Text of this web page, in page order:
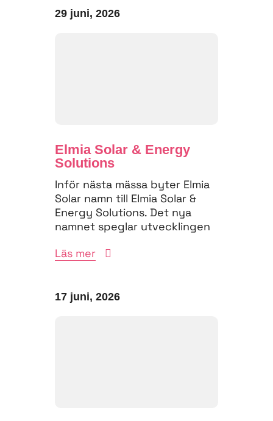
29 juni, 2026
Elmia Solar & Energy
Solutions
Inför nästa mässa byter Elmia
Solar namn till Elmia Solar &
Energy Solutions. Det nya
namnet speglar utvecklingen
Läs mer
17 juni, 2026